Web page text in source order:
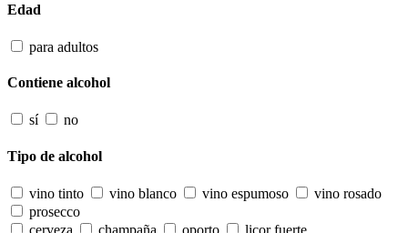
Edad
para adultos
Contiene alcohol
sí no
Tipo de alcohol
vino tinto vino blanco vino espumoso
vino rosado
prosecco
cerveza
champaña oporto
licor fuerte